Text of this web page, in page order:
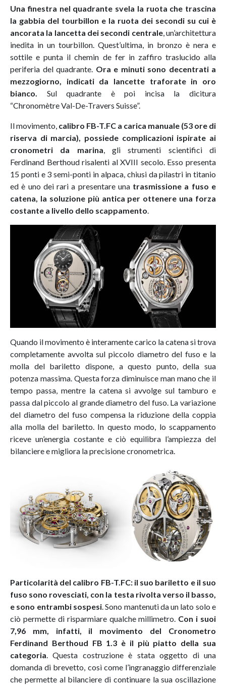
Una finestra nel quadrante svela la ruota che trascina
la gabbia del tourbillon e la ruota dei secondi su cui è
ancorata la lancetta dei secondi centrale, un’architettura
inedita in un tourbillon. Quest’ultima, in bronzo è nera e
sottile e punta il chemin de fer in zaffiro traslucido alla
periferia del quadrante. Ora e minuti sono decentrati a
mezzogiorno, indicati da lancette traforate in oro
bianco. Sul quadrante è poi incisa la dicitura
“Chronomètre Val-De-Travers Suisse”.
Il movimento, calibro FB-T.FC a carica manuale (53 ore di
riserva di marcia), possiede complicazioni ispirate ai
cronometri da marina, gli strumenti scientifici di
Ferdinand Berthoud risalenti al XVIII secolo. Esso presenta
15 ponti e 3 semi-ponti in alpaca, chiusi da pilastri in titanio
ed è uno dei rari a presentare una trasmissione a fuso e
catena, la soluzione più antica per ottenere una forza
costante a livello dello scappamento.
Quando il movimento è interamente carico la catena si trova
completamente avvolta sul piccolo diametro del fuso e la
molla del bariletto dispone, a questo punto, della sua
potenza massima. Questa forza diminuisce man mano che il
tempo passa, mentre la catena si avvolge sul tamburo e
passa dal piccolo al grande diametro del fuso. La variazione
del diametro del fuso compensa la riduzione della coppia
alla molla del bariletto. In questo modo, lo scappamento
riceve un’energia costante e ciò equilibra l’ampiezza del
bilanciere e migliora la precisione cronometrica.
Particolarità del calibro FB-T.FC: il suo bariletto e il suo
fuso sono rovesciati, con la testa rivolta verso il basso,
e sono entrambi sospesi. Sono mantenuti da un lato solo e
ciò permette di risparmiare qualche millimetro. Con i suoi
7,96 mm, infatti, il movimento del Cronometro
Ferdinand Berthoud FB 1.3 è il più piatto della sua
categoria. Questa costruzione è stata oggetto di una
domanda di brevetto, così come l’ingranaggio differenziale
che permette al bilanciere di continuare la sua oscillazione